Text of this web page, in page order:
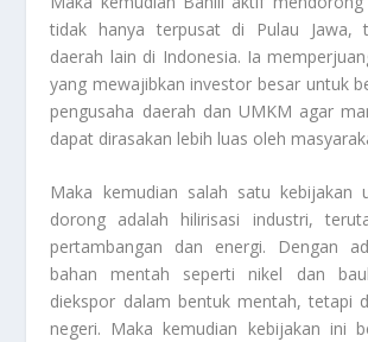
tidak hanya terpusat di Pulau Jawa,
daerah lain di Indonesia. Ia
yang mewajibkan investor besar untuk
pengusaha daerah dan UMKM agar
dapat dirasakan lebih luas oleh
Maka kemudian salah satu kebijakan
dorong adalah hilirisasi industri,
pertambangan dan energi. Dengan
bahan mentah seperti nikel dan
diekspor dalam bentuk mentah, tetapi
negeri. Maka kemudian kebijakan ini